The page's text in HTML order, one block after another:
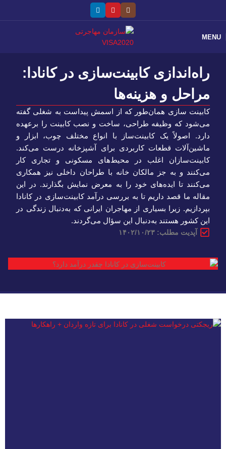
MENU
راه‌اندازی کابینت‌سازی در کانادا:
مراحل و هزینه‌ها
کابینت سازی همان‌طور که از اسمش پیداست به شغلی گفته
می‌شود که وظیفه طراحی، ساخت و نصب کابینت را برعهده
دارد. اصولاً یک کابینت‌ساز با انواع مختلف چوب، ابزار و
ماشین‌آلات قطعات کاربردی برای آشپزخانه درست می‌کند.
کابینت‌سازان اغلب در محیط‌های مسکونی و تجاری کار
می‌کنند و به جز مالکان خانه با طراحان داخلی نیز همکاری
می‌کنند تا ایده‌های خود را به معرض نمایش بگذارند. در این
مقاله ما قصد داریم تا به بررسی درآمد کابینت‌سازی در کانادا
بپردازیم. زیرا بسیاری از مهاجران ایرانی که به‌دنبال زندگی در
این کشور هستند به‌دنبال این سؤال می‌گردند.
آپدیت مطلب: ۱۴۰۲/۱۰/۲۳